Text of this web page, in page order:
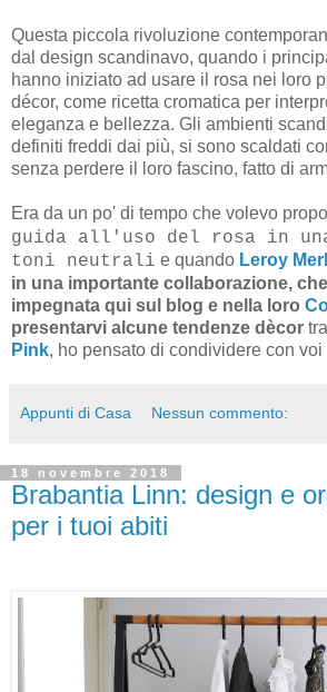
Questa piccola rivoluzione
dal design scandinavo, quando i
hanno iniziato ad usare il rosa nei loro
décor, come ricetta cromatica per
eleganza e bellezza. Gli ambienti
definiti freddi dai più, si sono scaldati
senza perdere il loro fascino, fatto di
Era da un po' di tempo che volevo
guida all'uso del rosa in
toni neutrali e quando Leroy
in una importante collaborazione,
impegnata qui sul blog e nella loro
presentarvi alcune tendenze dècor
Pink, ho pensato di condividere con
Appunti di Casa Nessun commento:
18 novembre 2018
Brabantia Linn: design e
per i tuoi abiti